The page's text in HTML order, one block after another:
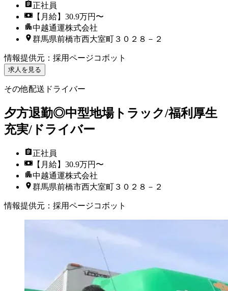
正社員
【月給】30.9万円〜
中越通運株式会社
群馬県前橋市西大室町３０２８－２
情報提供元 ： 採用ページコボット
求人を見る
その他配送ドライバー
夕方退勤◎中型地場トラック/福利厚生
充実/ドライバー
正社員
【月給】30.9万円〜
中越通運株式会社
群馬県前橋市西大室町３０２８－２
情報提供元 ： 採用ページコボット